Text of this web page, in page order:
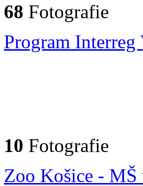
68 Fotografie
Program
10 Fotografie
Zoo Košice -